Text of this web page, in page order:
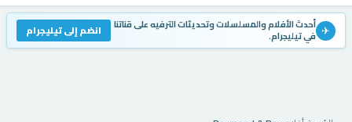
✈ أحدث الأفلام والمسلسلات وتحديثات الترفيه على قناتنا
في تيليجرام. انضم إلى تيليجرام